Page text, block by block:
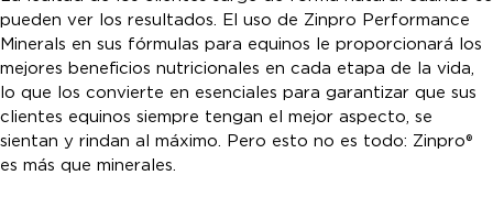
pueden ver los resultados. El uso de Zinpro Performance
Minerals en sus fórmulas para equinos le proporcionará los
mejores beneficios nutricionales en cada etapa de la vida,
lo que los convierte en esenciales para garantizar que sus
clientes equinos siempre tengan el mejor aspecto, se
sientan y rindan al máximo. Pero esto no es todo: Zinpro®
es más que minerales.